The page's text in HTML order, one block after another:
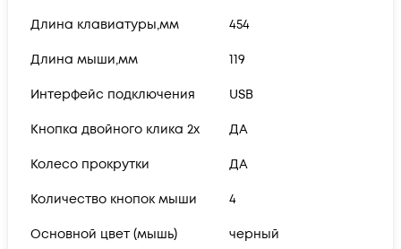
Длина клавиатуры,мм 454
Длина мыши,мм 119
Интерфейс подключения USB
Кнопка двойного клика 2х ДА
Колесо прокрутки ДА
Количество кнопок мыши 4
Основной цвет (мышь) черный